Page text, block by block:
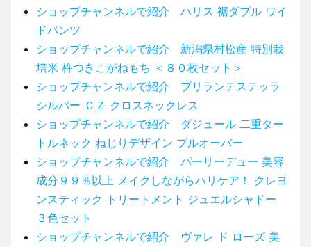
ショップチャンネルで紹介 ハリス 裾ダブル ワイ
ドパンツ
ショップチャンネルで紹介 新潟県村松産 特別栽
培米 杵つきこがねもち ＜８０枚セット＞
ショップチャンネルで紹介 ブリランテステッラ
シルバー ＣＺ クロスネックレス
ショップチャンネルで紹介 ダジュール 二重ター
トルネック ねじりデザイン プルオーバー
ショップチャンネルで紹介 パーリーデュー 美容
成分９９％以上 メイクしながらハリケア！ クレヨ
ンスティック トリートメント ジュエルシャドー
３色セット
ショップチャンネルで紹介 ヴァレ ド ローズ 美